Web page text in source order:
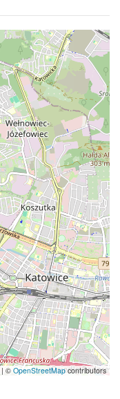
| © OpenStreetMapcontributors